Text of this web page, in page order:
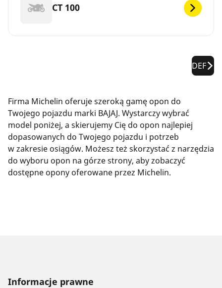
CT 100
DEF
Firma Michelin oferuje szeroką gamę opon do
Twojego pojazdu marki BAJAJ. Wystarczy wybrać
model poniżej, a skierujemy Cię do opon najlepiej
dopasowanych do Twojego pojazdu i potrzeb
w zakresie osiągów. Możesz też skorzystać z narzędzia
do wyboru opon na górze strony, aby zobaczyć
dostępne opony oferowane przez Michelin.
Informacje prawne